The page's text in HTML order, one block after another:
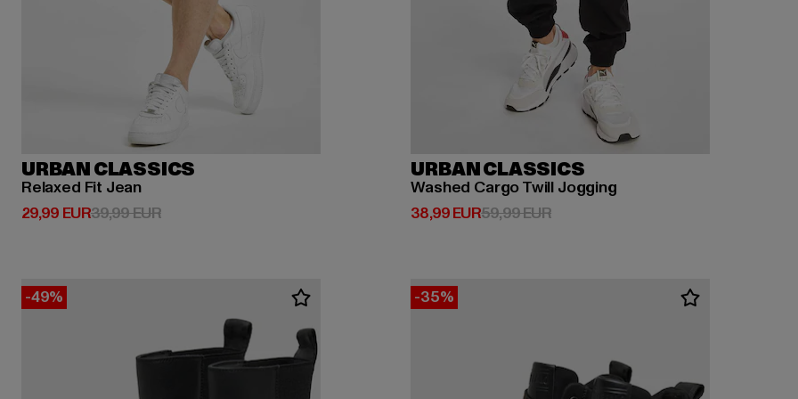
URBAN CLASSICS
Relaxed Fit Jean
29,99 EUR
Derzeitiger Preis: 29,99 EUR
39,99 EURAktionspreis: 39,99 EUR
URBAN CLASSICS
Washed Cargo Twill Jogging
38,99 EUR
Derzeitiger Preis: 38,99 EUR
59,99 EURAktionspreis: 59,99 EUR
-49% -35%